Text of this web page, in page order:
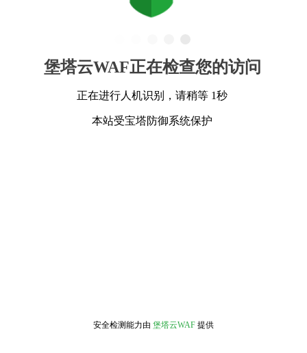
堡塔云WAF正在检查您的访问
正在进行人机识别，请稍等 1秒
本站受宝塔防御系统保护
安全检测能力由 堡塔云WAF 提供